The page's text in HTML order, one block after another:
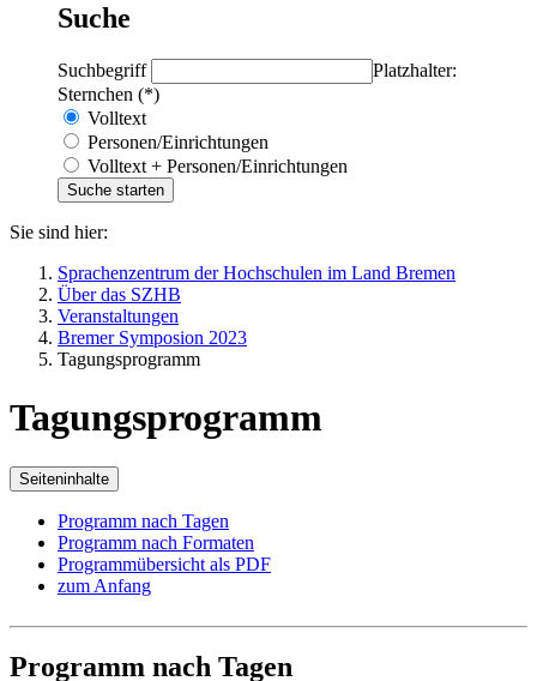
Suche
Suchbegriff
Platzhalter:
Sternchen (*)
Volltext
Personen/Einrichtungen
Volltext + Personen/Einrichtungen
Sie sind hier:
Sprachenzentrum der Hochschulen im Land Bremen
Über das SZHB
Veranstaltungen
Bremer Symposion 2023
Tagungsprogramm
Tagungsprogramm
Seiteninhalte
Programm nach Tagen
Programm nach Formaten
Programmübersicht als PDF
zum Anfang
#zeitplan
Programm nach Tagen